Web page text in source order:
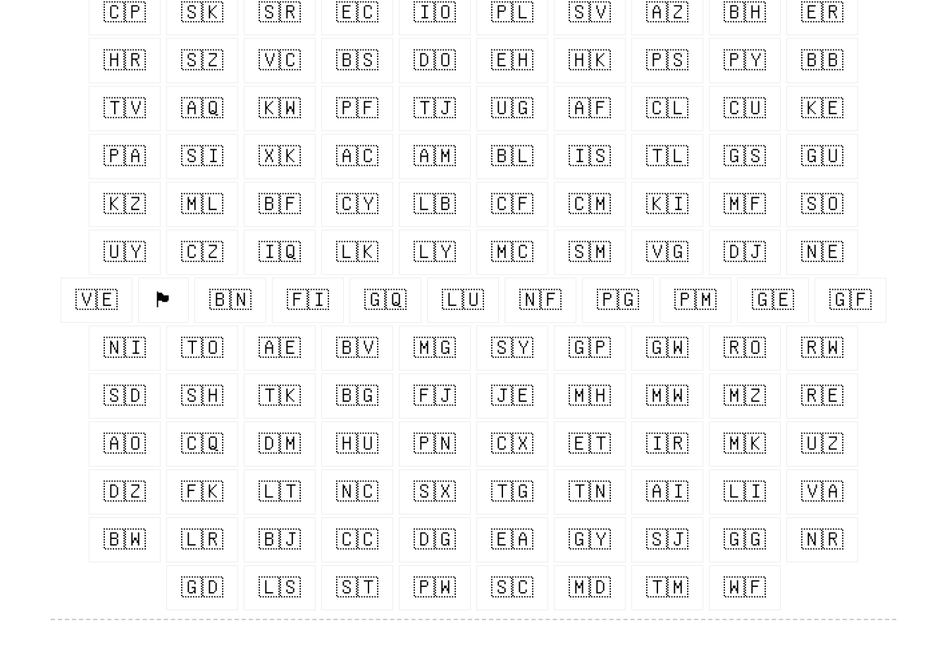
🇨🇵 🇸🇰 🇸🇷 🇪🇨 🇮🇴 🇵🇱 🇸🇻 🇦🇿 🇧🇭 🇪🇷
🇭🇷 🇸🇿 🇻🇨 🇧🇸 🇩🇴 🇪🇭 🇭🇰 🇵🇸 🇵🇾 🇧🇧
🇹🇻 🇦🇶 🇰🇼 🇵🇫 🇹🇯 🇺🇬 🇦🇫 🇨🇱 🇨🇺 🇰🇪
🇵🇦 🇸🇮 🇽🇰 🇦🇨 🇦🇲 🇧🇱 🇮🇸 🇹🇱 🇬🇸 🇬🇺
🇰🇿 🇲🇱 🇧🇫 🇨🇾 🇱🇧 🇨🇫 🇨🇲 🇰🇮 🇲🇫 🇸🇴
🇺🇾 🇨🇿 🇮🇶 🇱🇰 🇱🇾 🇲🇨 🇸🇲 🇻🇬 🇩🇯 🇳🇪
🇻🇪 🏴󠁧󠁢󠁷󠁬󠁳󠁿 🇧🇳 🇫🇮 🇬🇶 🇱🇺 🇳🇫 🇵🇬 🇵🇲 🇬🇪 🇬🇫
🇳🇮 🇹🇴 🇦🇪 🇧🇻 🇲🇬 🇸🇾 🇬🇵 🇬🇼 🇷🇴 🇷🇼
🇸🇩 🇸🇭 🇹🇰 🇧🇬 🇫🇯 🇯🇪 🇲🇭 🇲🇼 🇲🇿 🇷🇪
🇦🇴 🇨🇶 🇩🇲 🇭🇺 🇵🇳 🇨🇽 🇪🇹 🇮🇷 🇲🇰 🇺🇿
🇩🇿 🇫🇰 🇱🇹 🇳🇨 🇸🇽 🇹🇬 🇹🇳 🇦🇮 🇱🇮 🇻🇦
🇧🇼 🇱🇷 🇧🇯 🇨🇨 🇩🇬 🇪🇦 🇬🇾 🇸🇯 🇬🇬 🇳🇷
🇬🇩 🇱🇸 🇸🇹 🇵🇼 🇸🇨 🇲🇩 🇹🇲 🇼🇫